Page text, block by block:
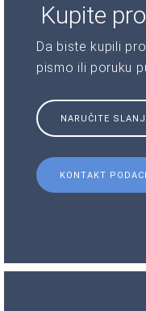
Kupite
Da biste kupili
pismo ili poruku
NARUČITE
KONTAKT PODACI